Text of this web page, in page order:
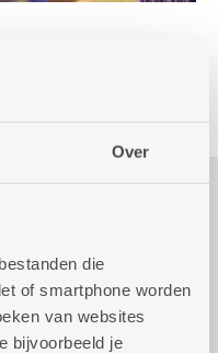
Over
die
of smartphone worden
van websites
bijvoorbeeld je
15.00 uur tot 20.00 uur